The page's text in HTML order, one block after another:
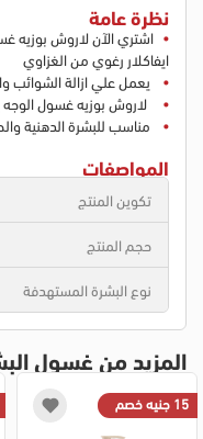
نظرة عامة
اشتري الآن لاروش بوزيه
ايفاكلار رغوي من الغزاوي
يعمل علي ازالة الشوائب
لاروش بوزيه غسول الوجه
مناسب للبشرة الدهنية
المواصفات
تكوين المنتج
حجم المنتج
نوع البشرة المستهدفة
المزيد من غسول
15 جنيه خصم